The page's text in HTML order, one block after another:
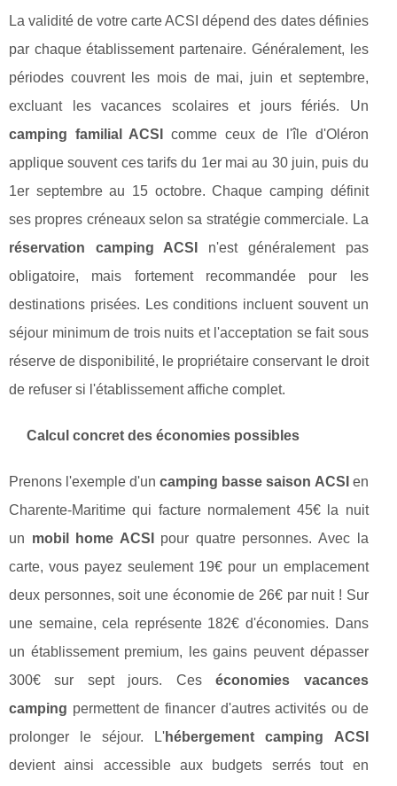
La validité de votre carte ACSI dépend des dates définies
par chaque établissement partenaire. Généralement, les
périodes couvrent les mois de mai, juin et septembre,
excluant les vacances scolaires et jours fériés. Un
camping familial ACSI
comme ceux de l'île d'Oléron
applique souvent ces tarifs du 1er mai au 30 juin, puis du
1er septembre au 15 octobre. Chaque camping définit
ses propres créneaux selon sa stratégie commerciale. La
réservation camping ACSI
n'est généralement pas
obligatoire, mais fortement recommandée pour les
destinations prisées. Les conditions incluent souvent un
séjour minimum de trois nuits et l'acceptation se fait sous
réserve de disponibilité, le propriétaire conservant le droit
de refuser si l'établissement affiche complet.
Calcul concret des économies possibles
Prenons l'exemple d'uncamping basse saison ACSI en
Charente-Maritime qui facture normalement 45€ la nuit
un mobil home ACSI
pour quatre personnes. Avec la
carte, vous payez seulement 19€ pour un emplacement
deux personnes, soit une économie de 26€ par nuit ! Sur
une semaine, cela représente 182€ d'économies. Dans
un établissement premium, les gains peuvent dépasser
300€ sur sept jours. Ceséconomies vacances
camping permettent de financer d'autres activités ou de
prolonger le séjour. L'hébergement camping ACSI
devient ainsi accessible aux budgets serrés tout en